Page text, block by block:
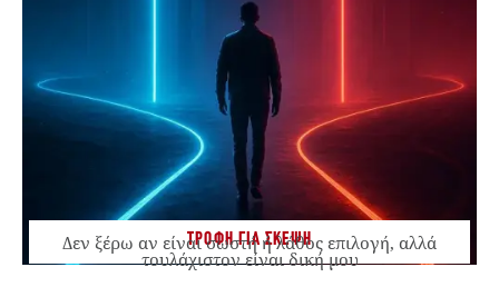
ΤΡΟΦΗ ΓΙΑ ΣΚΕΨΗ
Δεν ξέρω αν είναι σωστή ή λάθος επιλογή, αλλά
τουλάχιστον είναι δική μου